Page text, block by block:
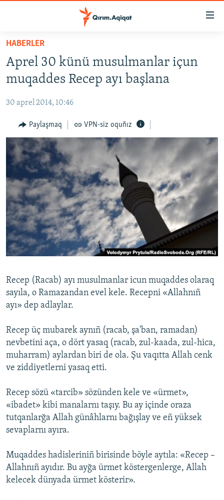
Esas
qaytmaq
Baş
navigatsiyağa
qaytmaq
qaytmaq
HABERLER
SİYASET
İQTİSADİYAT
CEMİYET
MEDENİYET
İNSAN AQLARI
VİDEO
SÜRET
BLOGLAR
FİKİR
Русский
Українською
QOŞULIÑIZ!
RFE/RS bütün saytları
HABERLER
Aprel 30 künü musulmanlar içun
muqaddes Recep ayı başlana
30 aprel 2014, 10:46
Paylaşmaq VPN-siz oquñız
Recep (Racab) ayı musulmanlar icun muqaddes olaraq
sayıla, o Ramazandan evel kele. Recepni «Allahnıñ
ayı» dep adlaylar.
Recep üç mubarek aynıñ (racab, şa'ban, ramadan)
nevbetini aça, o dört yasaq (racab, zul-kaada, zul-hica,
muharram) aylardan biri de ola. Şu vaqıtta Allah cenk
ve ziddiyetlerni yasaq etti.
Recep sözü «tarcib» sözünden kele ve «ürmet»,
«ibadet» kibi manalarnı taşıy. Bu ay içinde oraza
tutqanlarğa Allah günâhlarnı bağışlay ve eñ yüksek
sevaplarnı ayıra.
Muqaddes hadisleriniñ birisinde böyle aytıla: «Recep –
Allahnıñ ayıdır. Bu ayğa ürmet köstergenlerge, Allah
kelecek dünyada ürmet kösterir».